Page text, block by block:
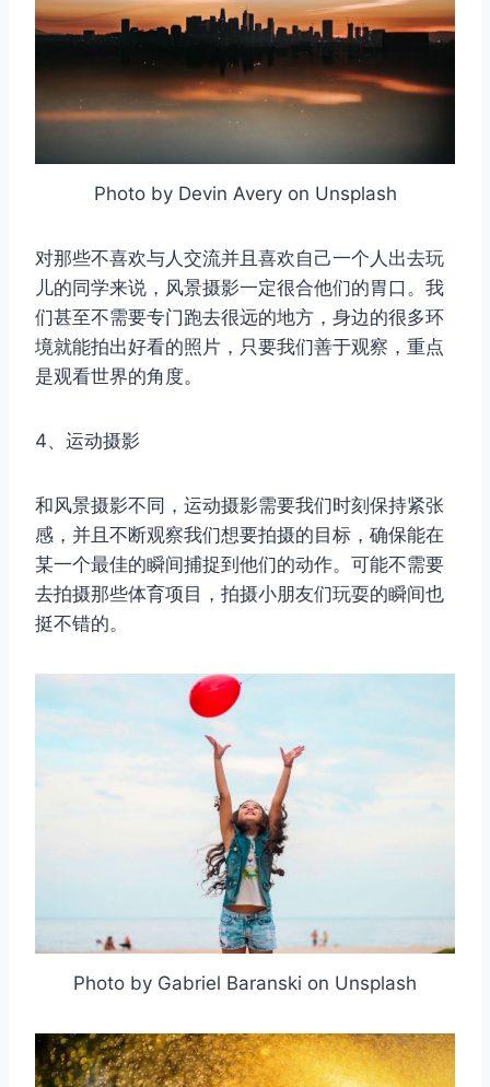
Photo by Devin Avery on Unsplash
对那些不喜欢与人交流并且喜欢自己一个人出去玩
儿的同学来说，风景摄影一定很合他们的胃口。我
们甚至不需要专门跑去很远的地方，身边的很多环
境就能拍出好看的照片，只要我们善于观察，重点
是观看世界的角度。
4、运动摄影
和风景摄影不同，运动摄影需要我们时刻保持紧张
感，并且不断观察我们想要拍摄的目标，确保能在
某一个最佳的瞬间捕捉到他们的动作。可能不需要
去拍摄那些体育项目，拍摄小朋友们玩耍的瞬间也
挺不错的。
Photo by Gabriel Baranski on Unsplash
取消 搜索